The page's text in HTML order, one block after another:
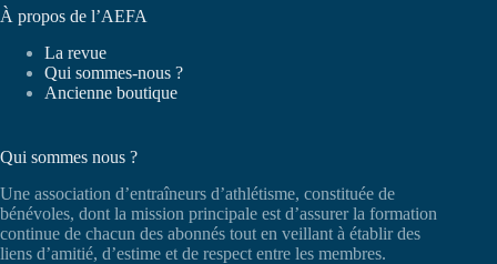
À propos de l’AEFA
La revue
Qui sommes-nous ?
Ancienne boutique
Qui sommes nous ?
Une association d’entraîneurs d’athlétisme, constituée de
bénévoles, dont la mission principale est d’assurer la formation
continue de chacun des abonnés tout en veillant à établir des
liens d’amitié, d’estime et de respect entre les membres.